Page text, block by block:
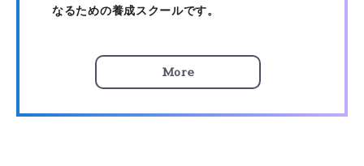
なるための養成スクールです。
More